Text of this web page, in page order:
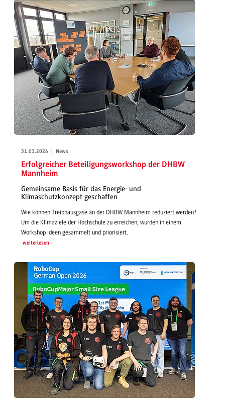
31.03.2026 | News
Erfolgreicher Beteiligungsworkshop der DHBW
Mannheim
Gemeinsame Basis für das Energie- und
Klimaschutzkonzept geschaffen
Wie können Treibhausgase an der DHBW Mannheim reduziert werden?
Um die Klimaziele der Hochschule zu erreichen, wurden in einem
Workshop Ideen gesammelt und priorisiert.
weiterlesen